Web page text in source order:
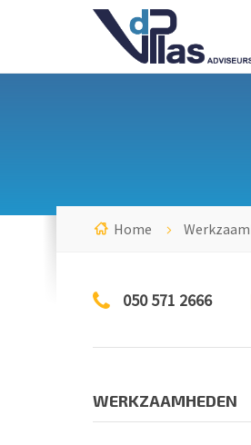
Home
050 571 2666
WERKZAAMHEDEN